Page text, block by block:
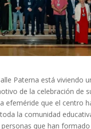
Paterna está viviendo
de la celebración de
efeméride que el centro
la comunidad
que han